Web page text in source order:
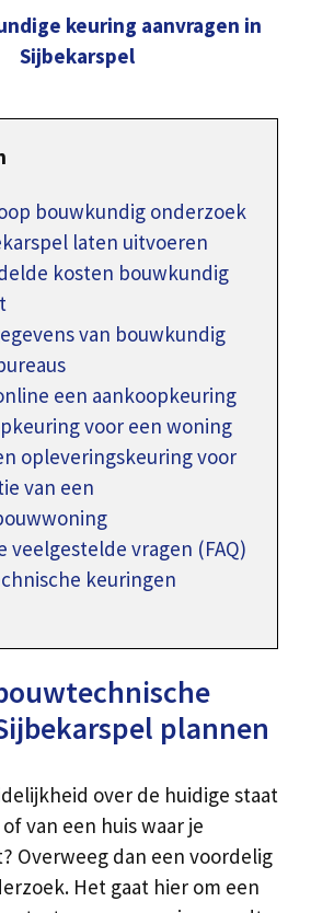
keuring aanvragen in
Sijbekarspel
bouwkundig onderzoek
laten uitvoeren
kosten bouwkundig
van bouwkundig
een aankoopkeuring
voor een woning
opleveringskeuring voor
van een
veelgestelde vragen (FAQ)
keuringen
plannen
over de huidige staat
van een huis waar je
Overweeg dan een voordelig
Het gaat hier om een